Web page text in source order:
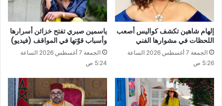
إلهام شاهين تكشف كواليس أصعب
اللحظات في مشوارها الفني
الجمعة 7 أغسطس 2026 الساعة
5:26 ص
ياسمين صبري تفتح خزائن أسرارها
وأسباب قوّتها في المواقف (فيديو)
الجمعة 7 أغسطس 2026 الساعة
5:24 ص